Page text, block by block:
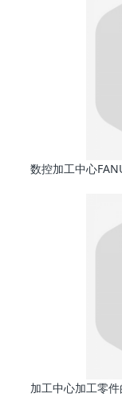
数控加工中心
加工中心加工零